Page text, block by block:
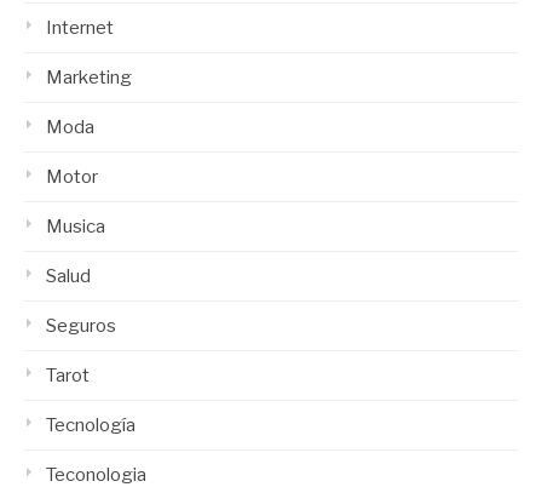
Internet
Marketing
Moda
Motor
Musica
Salud
Seguros
Tarot
Tecnología
Teconologia